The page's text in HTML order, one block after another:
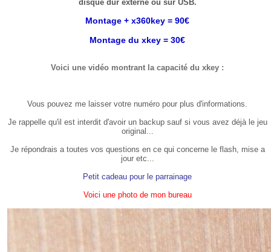
disque dur externe ou sur USB.
Montage + x360key = 90€
Montage du xkey = 30€
Voici une vidéo montrant la capacité du xkey :
Vous pouvez me laisser votre numéro pour plus d'informations.
Je rappelle qu'il est interdit d'avoir un backup sauf si vous avez déjà le jeu
original...
Je répondrais a toutes vos questions en ce qui concerne le flash, mise a
jour etc...
Petit cadeau pour le parrainage
Voici une photo de mon bureau